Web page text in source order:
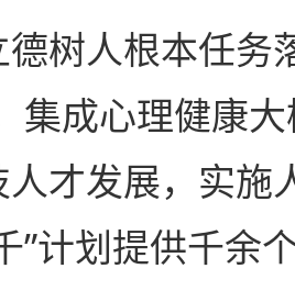
人根本任务
集成心理健康
才发展，实施
”计划提供千余